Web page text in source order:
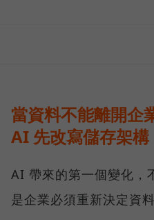
當資料不能離開企
AI 先改寫儲存架構
AI 帶來的第一個變化，
是企業必須重新決定資